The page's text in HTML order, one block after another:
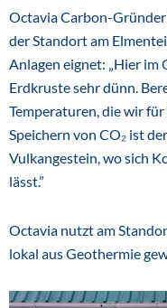
Octavia Carbon-
der Standort am
Anlagen eignet: „Hier im
Erdkruste sehr dünn.
Temperaturen, die wir
Speichern von CO₂ ist
Vulkangestein, wo sich
lässt.”
Octavia nutzt am
lokal aus Geothermie